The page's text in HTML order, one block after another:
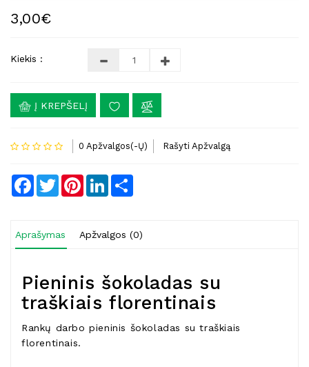
Reikalai
3,00€
Kiekis :
Į KREPŠELĮ
0 Apžvalgos(-Ų) Rašyti Apžvalgą
Facebook
TwitterPinterestLinkedIn
Aprašymas Apžvalgos (0)
Pieninis šokoladas su
traškiais florentinais
Rankų darbo pieninis šokoladas su traškiais
florentinais.